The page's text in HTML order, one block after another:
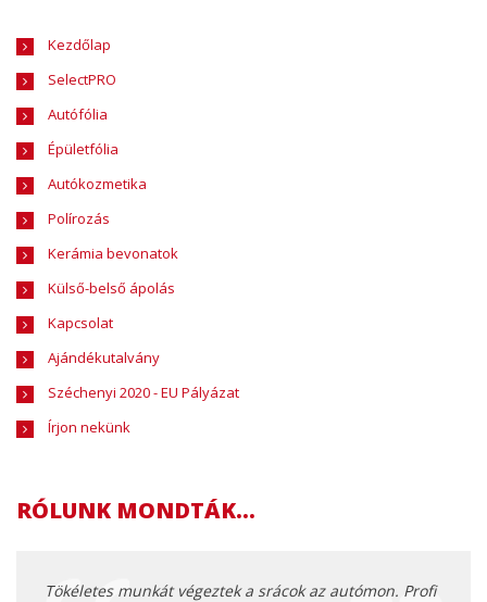
Kezdőlap
SelectPRO
Autófólia
Épületfólia
Autókozmetika
Polírozás
Kerámia bevonatok
Külső-belső ápolás
Kapcsolat
Ajándékutalvány
Széchenyi 2020 - EU Pályázat
Írjon nekünk
RÓLUNK MONDTÁK...
Tökéletes munkát végeztek a srácok az autómon. Profi